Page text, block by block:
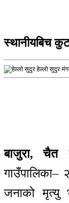
स्थानीयबिच
हेल्लो सुदुर
बाजुरा,
गाउँपालिका–
जनाको मृत्यु